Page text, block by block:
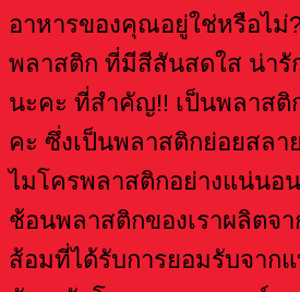
อาหารของคุณอยู่ใช่หรือไม่
พลาสติก ที่มีสีสันสดใส ​น่ารั
นะคะ​ ที่สำคัญ!! เป็นพลาสติ
คะ​ ซึ่งเป็นพลาสติกย่อยสลา
ไมโครพลาสติกอย่างแน่นอ
ช้อนพลาสติกของเราผลิตจ
ส้อมที่ได้รับการยอมรับจาก